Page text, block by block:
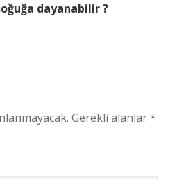
dayanabilir ?
Gerekli alanlar*